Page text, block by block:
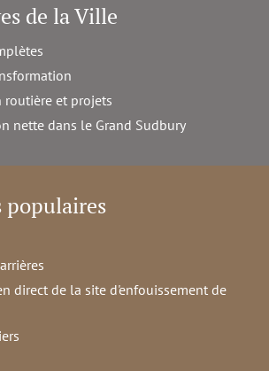
de la Ville
routière et projets
nette dans le Grand Sudbury
populaires
direct de la site d'enfouissement de